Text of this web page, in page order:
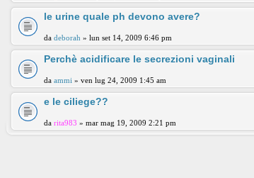
le urine quale ph devono avere?
da deborah » lun set 14, 2009 6:46 pm
Perchè acidificare le secrezioni vaginali
da ammi » ven lug 24, 2009 1:45 am
e le ciliege??
da rita983 » mar mag 19, 2009 2:21 pm